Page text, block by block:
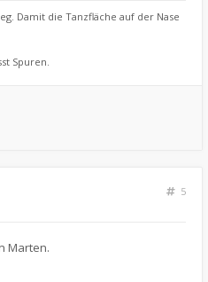
Damit die Tanzfläche auf der Nase
Spuren.
5
Marten.